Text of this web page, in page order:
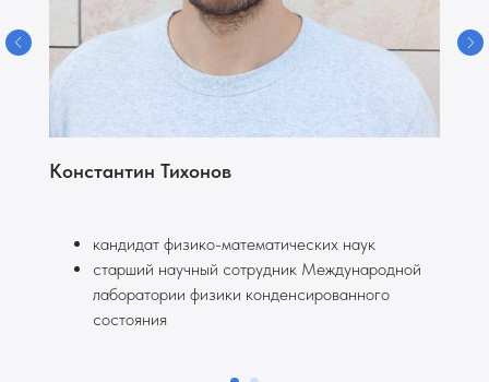
Константин Тихонов
кандидат физико-математических наук
старший научный сотрудник Международной
лаборатории физики конденсированного
состояния